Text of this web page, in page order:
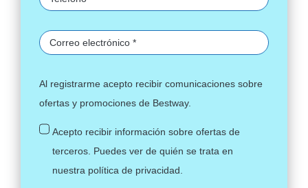
Al registrarme acepto recibir comunicaciones sobre
ofertas y promociones de Bestway.
Acepto recibir información sobre ofertas de
terceros. Puedes ver de quién se trata en
nuestra política de privacidad